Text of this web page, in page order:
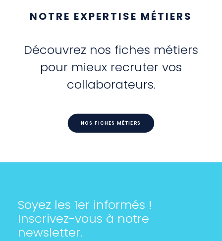
NOTRE EXPERTISE MÉTIERS
Découvrez nos fiches métiers
pour mieux recruter vos
collaborateurs.
NOS FICHES MÉTIERS
Soyez les 1er informés !
Inscrivez-vous à notre
newsletter.